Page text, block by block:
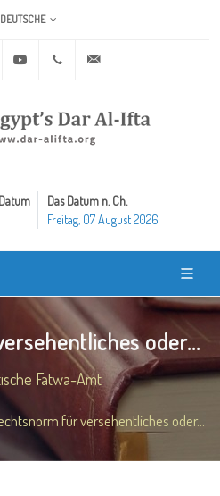
DEUTSCHE
Twitter Youtube +20 2 25970400
Das Datum n. Ch.
Freitag, 07 August 2026
oder...
Fatwa-Amt
für versehentliches oder...